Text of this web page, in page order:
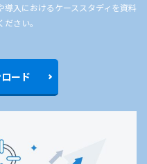
入におけるケーススタディを資料
さい。
ード